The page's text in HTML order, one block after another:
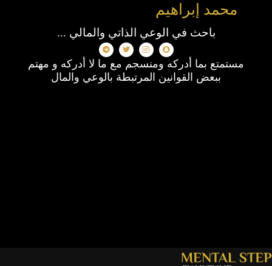
محمد إبراهيم
باحث في الوعي الذاتي والمالي ...
مستمتع بما أدركه ومنسجم مع ما لا أدركه و مهتم
ببعض القوانين المرتبطة بالوعي والمال